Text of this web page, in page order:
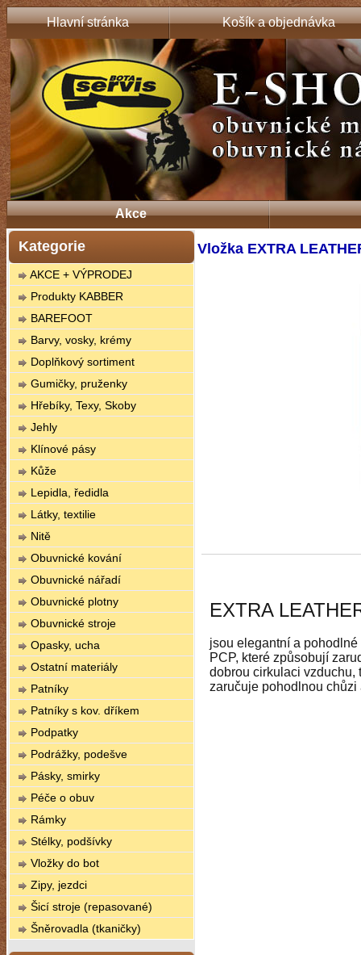
Hlavní stránka Košík a objednávka
Akce
Kategorie
AKCE + VÝPRODEJ
Produkty KABBER
BAREFOOT
Barvy, vosky, krémy
Doplňkový sortiment
Gumičky, pruženky
Hřebíky, Texy, Skoby
Jehly
Klínové pásy
Kůže
Lepidla, ředidla
Látky, textilie
Nitě
Obuvnické kování
Obuvnické nářadí
Obuvnické plotny
Obuvnické stroje
Opasky, ucha
Ostatní materiály
Patníky
Patníky s kov. dříkem
Podpatky
Podrážky, podešve
Pásky, smirky
Péče o obuv
Rámky
Stélky, podšívky
Vložky do bot
Zipy, jezdci
Šicí stroje (repasované)
Šněrovadla (tkaničky)
Vložka EXTRA
EXTRA
jsou elegantní a
PCP, které způsobují
dobrou cirkulaci vzduchu,
zaručuje pohodlnou